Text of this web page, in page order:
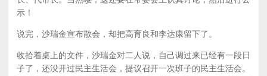
示！
说完，沙瑞金宣布散会，却把高育良和李达康留下了。
收拾着桌上的文件，沙瑞金对二人说，自己调过来已经有一段日
子了，还没开过民主生活会，提议召开一次班子的民主生活会。